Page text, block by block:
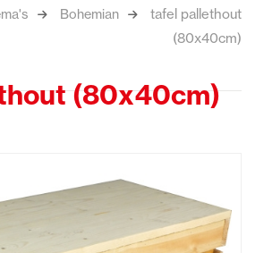
Bohemian
tafel pallethout
(80x40cm)
(80x40cm)